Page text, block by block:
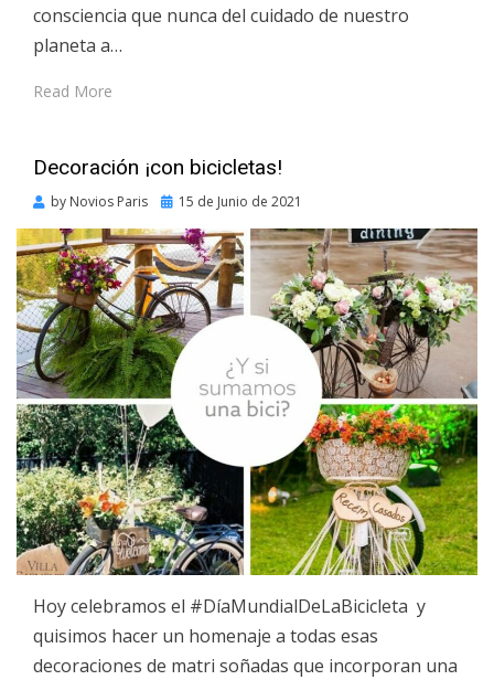
consciencia que nunca del cuidado de nuestro
planeta a…
Read More
Decoración ¡con bicicletas!
by Novios Paris
Posted
15 de Junio de 2021
Hoy celebramos el #DíaMundialDeLaBicicleta y
quisimos hacer un homenaje a todas esas
decoraciones de matri soñadas que incorporan una